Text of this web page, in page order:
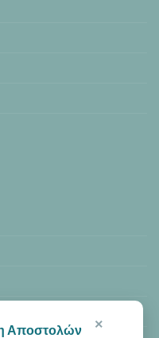
×
Αποστολών